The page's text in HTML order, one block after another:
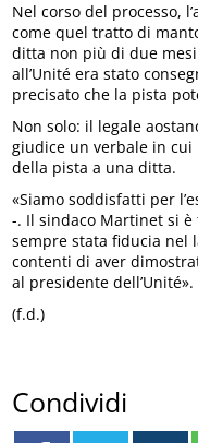
Nel corso del processo,
come quel tratto di
ditta non più di due
all’Unité era stato
precisato che la pista
Non solo: il legale
giudice un verbale in cui
della pista a una ditta.
«Siamo soddisfatti per
-. Il sindaco Martinet si è
sempre stata fiducia nel
contenti di aver
al presidente dell’Unité».
(f.d.)
Condividi